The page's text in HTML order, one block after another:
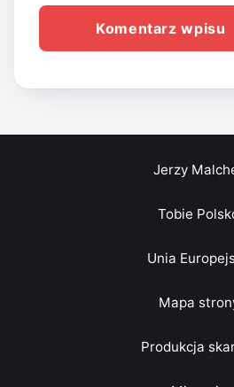
Jerzy
Tobie
Unia
Mapa
Produkcja